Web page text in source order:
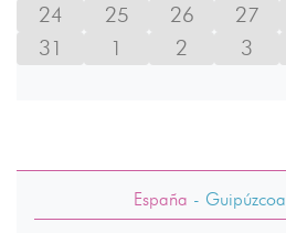
24
25 26 27
31
1 2 3
España - Guipúzcoa